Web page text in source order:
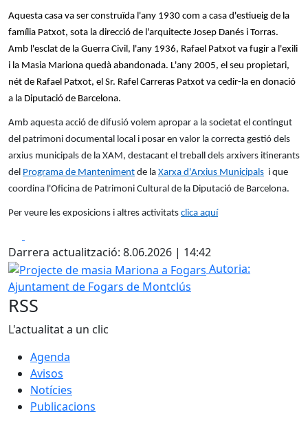
Aquesta casa va ser construïda l'any 1930 com a casa d'estiueig de la
família Patxot, sota la direcció de l'arquitecte Josep Danés i Torras.
Amb l'esclat de la Guerra Civil, l'any 1936, Rafael Patxot va fugir a l'exili
i la Masia Mariona quedà abandonada. L'any 2005, el seu propietari,
nét de Rafael Patxot, el Sr. Rafel Carreras Patxot va cedir-la en donació
a la Diputació de Barcelona.
Amb aquesta acció de difusió volem apropar a la societat el contingut
del patrimoni documental local i posar en valor la correcta gestió dels
arxius municipals de la XAM, destacant el treball dels arxivers itinerants
del Programa de Manteniment de la Xarxa d'Arxius Municipals i que
coordina l'Oficina de Patrimoni Cultural de la Diputació de Barcelona.
Per veure les exposicions i altres activitats clica aquí
Darrera actualització: 8.06.2026 | 14:42
Projecte de masia Mariona a Fogars
Autoria:
Ajuntament de Fogars de Montclús
RSS
L'actualitat a un clic
Agenda
Avisos
Notícies
Publicacions